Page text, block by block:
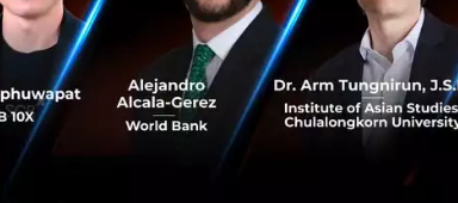
รับบทเรียนระหว่างทางอย่างไรบ้าง
ลก IBM ได้ผสานนวัตกรรมใหม่ๆ จากศูนย์วิจัย
การประมวลผลภาษาธรรมชาติ (NLP) การสร้าง
อกให้เป็น ผู้นำใน Gartner Magic Quadrant for
และยังได้รับการจัดอันดับให้เป็นผู้นำในรายงาน